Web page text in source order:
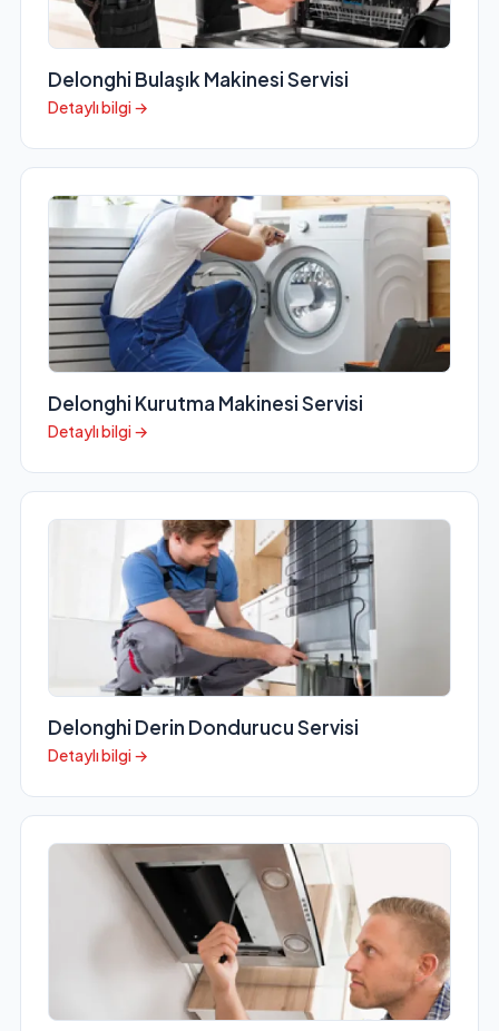
Delonghi Bulaşık Makinesi Servisi
Detaylı bilgi →
Delonghi Kurutma Makinesi Servisi
Detaylı bilgi →
Delonghi Derin Dondurucu Servisi
Detaylı bilgi →